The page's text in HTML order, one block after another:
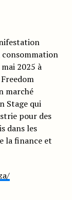
consommation
2025 à
marché
Stage qui
pour des
dans les
la finance et